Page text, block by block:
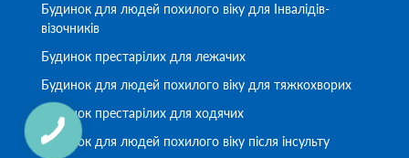
Будинок для людей похилого віку для Інвалідів-
візочників
Будинок престарілих для лежачих
Будинок для людей похилого віку для тяжкохворих
Будинок престарілих для ходячих
Будинок для людей похилого віку після інсульту